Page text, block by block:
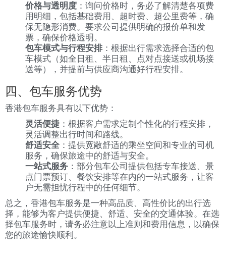
价格与透明度 ：询问价格时，务必了解清楚各项费
用明细，包括基础费用、超时费、超公里费等，确
保无隐形消费。要求公司提供明确的报价单和发
票，确保价格透明。
包车模式与行程安排 ：根据出行需求选择合适的包
车模式（如全日租、半日租、点对点接送或机场接
送等），并提前与供应商沟通好行程安排。
四、包车服务优势
香港包车服务具有以下优势：
灵活便捷 ：根据客户需求定制个性化的行程安排，
灵活调整出行时间和路线。
舒适安全 ：提供宽敞舒适的乘坐空间和专业的司机
服务，确保旅途中的舒适与安全。
一站式服务 ：部分包车公司提供包括专车接送、景
点门票预订、餐饮安排等在内的一站式服务，让客
户无需担忧行程中的任何细节。
总之，香港包车服务是一种高品质、高性价比的出行选
择，能够为客户提供便捷、舒适、安全的交通体验。在选
择包车服务时，请务必注意以上准则和费用信息，以确保
您的旅途愉快顺利。